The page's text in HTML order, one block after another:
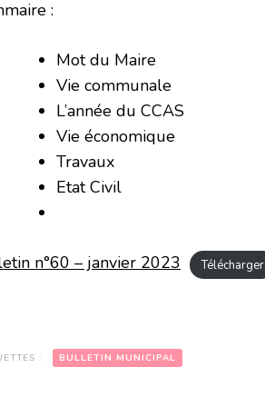
:
Mot du Maire
Vie communale
L’année du CCAS
Vie économique
Travaux
Etat Civil
n°60 – janvier 2023 Télécharger
: BULLETIN MUNICIPAL